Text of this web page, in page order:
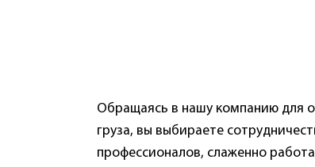
Обращаясь в нашу компанию для
груза, вы выбираете
профессионалов, слаженно